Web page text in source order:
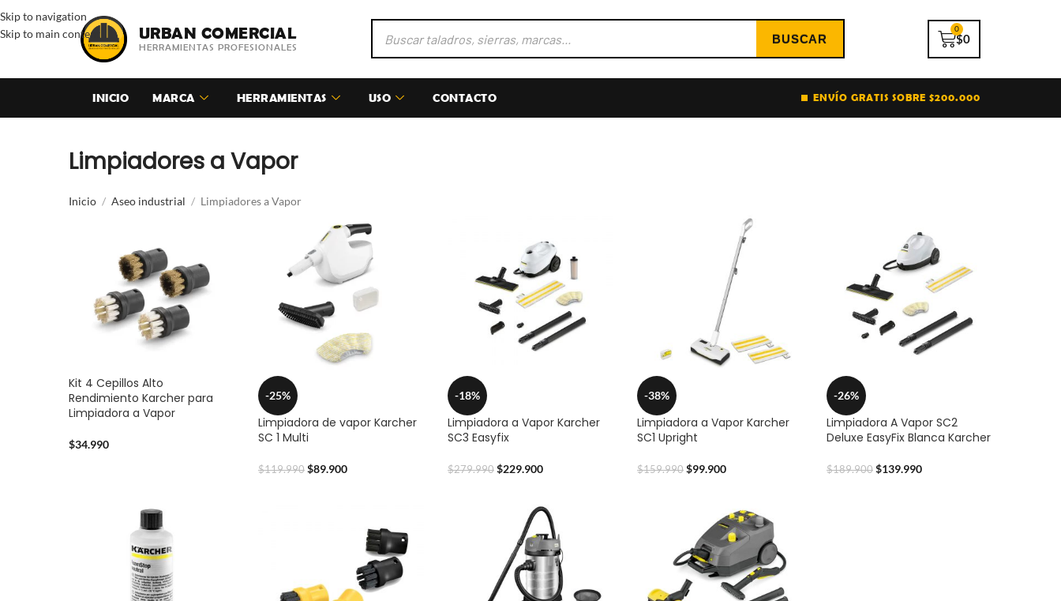
Skip to navigation
Skip to main content
URBAN COMERCIAL
HERRAMIENTAS PROFESIONALES
$0
0
INICIO MARCA HERRAMIENTAS USO CONTACTO ENVÍO GRATIS SOBRE $200.000
Limpiadores a Vapor
Inicio Aseo industrial Limpiadores a Vapor
Kit 4 Cepillos Alto
Rendimiento Karcher para
Limpiadora a Vapor
$34.990
-25%
Limpiadora de vapor Karcher
SC 1 Multi
$119.990 $89.900
-18%
Limpiadora a Vapor Karcher
SC3 Easyfix
$279.990 $229.900
-38%
Limpiadora a Vapor Karcher
SC1 Upright
$159.990 $99.900
-26%
Limpiadora A Vapor SC2
Deluxe EasyFix Blanca Karcher
$189.900 $139.990